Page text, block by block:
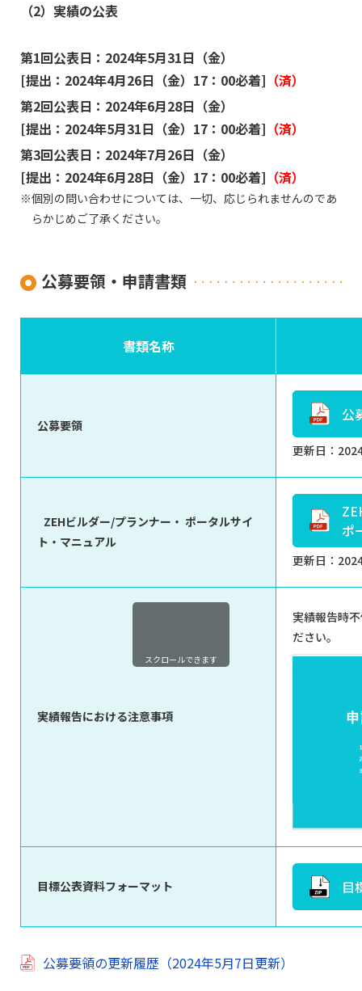
（2）実績の公表
第1回公表日：2024年5月31日（金）
[提出：2024年4月26日（金）17：00必着] （済）
第2回公表日：2024年6月28日（金）
[提出：2024年5月31日（金）17：00必着] （済）
第3回公表日：2024年7月26日（金）
[提出：2024年6月28日（金）17：00必着] （済）
個別の問い合わせについては、一切、応じられませんのであ
らかじめご了承ください。
公募要領・申請書類
書類名称
公募要領
公
更新日：
ZEHビルダー/プランナー・ ポータルサイ
ト・マニュアル
ポ
更新日：
実績報告における注意事項
実績報告時
ださい。
目標公表資料フォーマット 目
スクロールできます
公募要領の更新履歴（2024年5月7日更新）